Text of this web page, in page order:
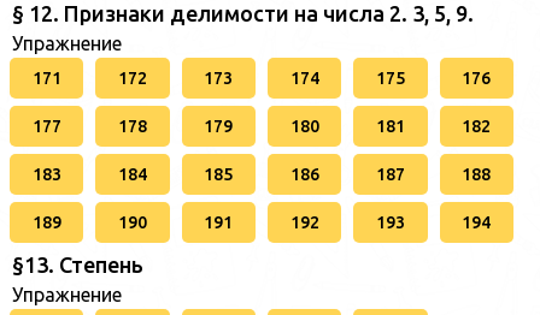
§ 12. Признаки делимости на числа 2. 3, 5, 9.
Упражнение
171 172 173 174 175 176
177 178 179 180 181 182
183 184 185 186 187 188
189 190 191 192 193 194
§13. Степень
Упражнение